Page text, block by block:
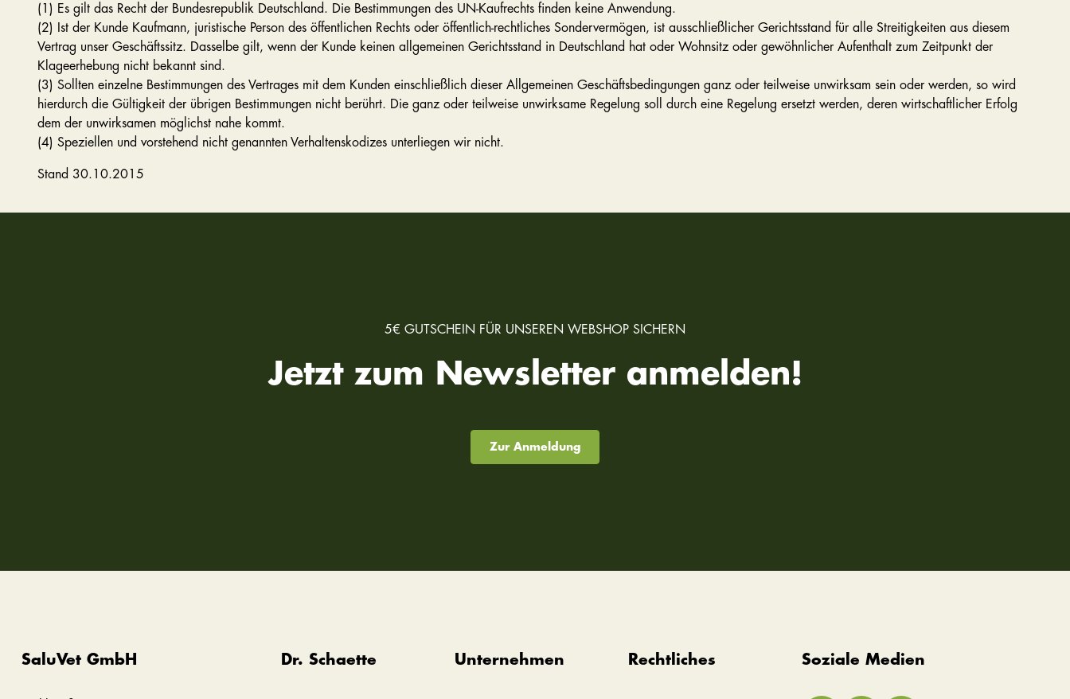
(1) Es gilt das Recht der Bundesrepublik Deutschland. Die Bestimmungen des UN-Kaufrechts finden keine Anwendung.
(2) Ist der Kunde Kaufmann, juristische Person des öffentlichen Rechts oder öffentlich-rechtliches Sondervermögen, ist ausschließlicher Gerichtsstand für alle Streitigkeiten aus diesem
Vertrag unser Geschäftssitz. Dasselbe gilt, wenn der Kunde keinen allgemeinen Gerichtsstand in Deutschland hat oder Wohnsitz oder gewöhnlicher Aufenthalt zum Zeitpunkt der
Klageerhebung nicht bekannt sind.
(3) Sollten einzelne Bestimmungen des Vertrages mit dem Kunden einschließlich dieser Allgemeinen Geschäftsbedingungen ganz oder teilweise unwirksam sein oder werden, so wird
hierdurch die Gültigkeit der übrigen Bestimmungen nicht berührt. Die ganz oder teilweise unwirksame Regelung soll durch eine Regelung ersetzt werden, deren wirtschaftlicher Erfolg
dem der unwirksamen möglichst nahe kommt.
(4) Speziellen und vorstehend nicht genannten Verhaltenskodizes unterliegen wir nicht.
Stand 30.10.2015
5€ GUTSCHEIN FÜR UNSEREN WEBSHOP SICHERN
Jetzt zum Newsletter anmelden!
Zur Anmeldung
SaluVet GmbH Dr. Schaette Unternehmen Rechtliches Soziale Medien